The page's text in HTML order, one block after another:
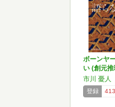
ボーンヤ
い (創元
市川 憂人
登録 413